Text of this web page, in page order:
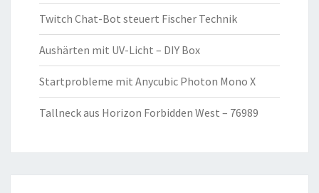
Twitch Chat-Bot steuert Fischer Technik
Aushärten mit UV-Licht – DIY Box
Startprobleme mit Anycubic Photon Mono X
Tallneck aus Horizon Forbidden West – 76989